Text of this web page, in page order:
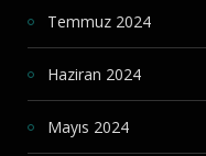
Temmuz 2024
Haziran 2024
Mayıs 2024